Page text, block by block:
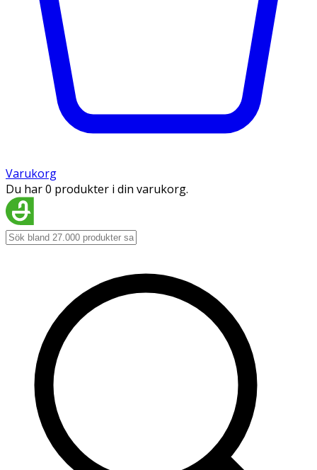
Varukorg
Du har 0 produkter i din varukorg.